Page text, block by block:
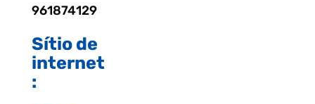
961874129
Sítio de
internet
: